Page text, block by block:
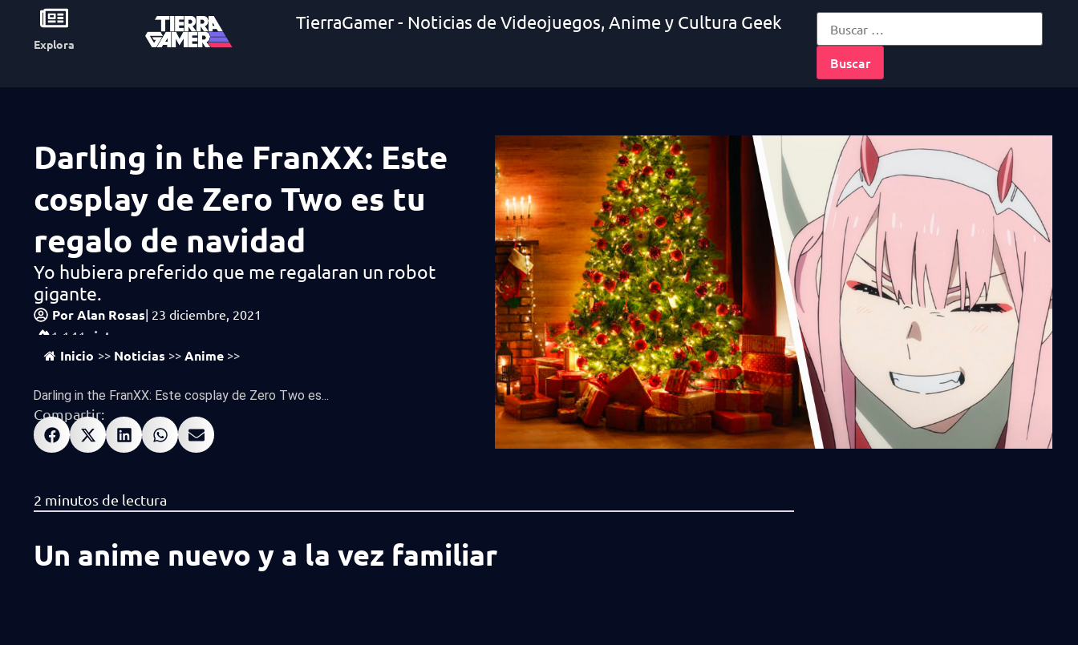
Explora
TierraGamer - Noticias de Videojuegos, Anime y Cultura Geek
Darling in the FranXX: Este
cosplay de Zero Two es tu
regalo de navidad
Yo hubiera preferido que me regalaran un robot
gigante.
PorAlan Rosas| 23 diciembre, 2021
1,141 vistas
Inicio >> Noticias >> Anime >>
Darling in the FranXX: Este cosplay de Zero Two es...
Compartir:
Un anime nuevo y a la vez familiar